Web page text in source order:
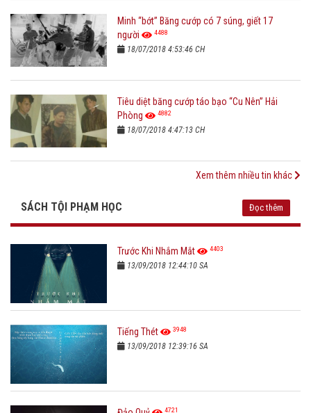
Minh “bớt” Băng cướp có 7 súng, giết 17
người
4488
18/07/2018 4:53:46 CH
Tiêu diệt băng cướp táo bạo “Cu Nên” Hải
Phòng
4882
18/07/2018 4:47:13 CH
Xem thêm nhiều tin khác
SÁCH TỘI PHẠM HỌC Đọc thêm
Trước Khi Nhắm Mắt 4403
13/09/2018 12:44:10 SA
Tiếng Thét 3948
13/09/2018 12:39:16 SA
4721